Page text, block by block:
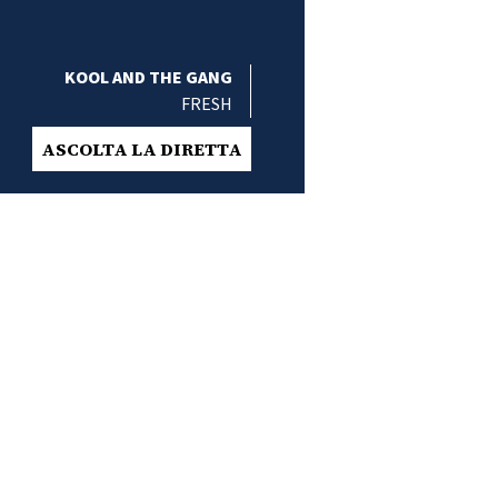
KOOL AND THE GANG
FRESH
ASCOLTA LA DIRETTA